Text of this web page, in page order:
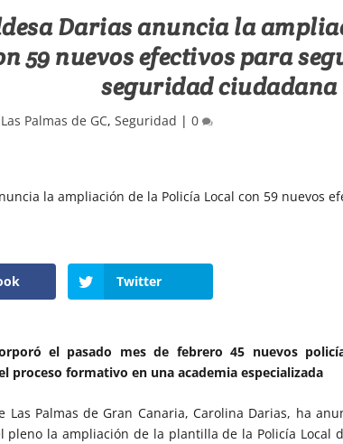
Darias anuncia la
59 nuevos efectivos para
seguridad ciudadana
Las Palmas de GC, Seguridad | 0
Twitter
el pasado mes de febrero 45 nuevos
proceso formativo en una academia especializada
Las Palmas de Gran Canaria, Carolina Darias, ha
pleno la ampliación de la plantilla de la Policía Local